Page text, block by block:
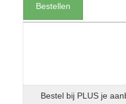
Bestellen
Bestel bij PLUS je